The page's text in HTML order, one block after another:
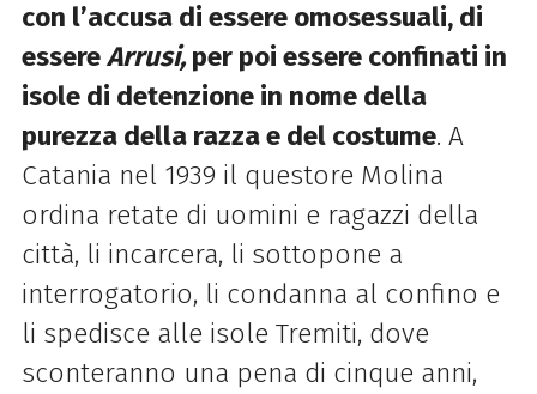
con l’accusa di essere omosessuali, di
essereArrusi,per poi essere confinati in
isole di detenzione in nome della
purezza della razza e del costume. A
Catania nel 1939 il questore Molina
ordina retate di uomini e ragazzi della
città, li incarcera, li sottopone a
interrogatorio, li condanna al confino e
li spedisce alle isole Tremiti, dove
sconteranno una pena di cinque anni,